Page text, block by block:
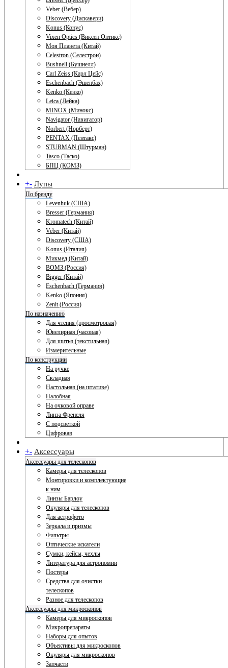
Veber (Вебер)
Discovery (Дискавери)
Konus (Конус)
Vixen Optics (Виксен Оптикс)
Моя Планета (Китай)
Celestron (Селестрон)
Bushnell (Бушнелл)
Carl Zeiss (Карл Цейс)
Eschenbach (Эшенбах)
Kenko (Кенко)
Leica (Лейка)
MINOX (Минокс)
Navigator (Навигатор)
Norbert (Норберт)
PENTAX (Пентакс)
STURMAN (Штурман)
Tasco (Таско)
БПЦ (КОМЗ)
+- Лупы
По бренду
Levenhuk (США)
Bresser (Германия)
Kromatech (Китай)
Veber (Китай)
Discovery (США)
Konus (Италия)
Микмед (Китай)
ВОМЗ (Россия)
Bigger (Китай)
Eschenbach (Германия)
Kenko (Япония)
Zenit (Россия)
По назначению
Для чтения (просмотровая)
Ювелирная (часовая)
Для шитья (текстильная)
Измерительные
По конструкции
На ручке
Складная
Настольная (на штативе)
Налобная
На очковой оправе
Линза Френеля
С подсветкой
Цифровая
+- Аксессуары
Аксессуары для телескопов
Камеры для телескопов
Монтировки и комплектующие
к ним
Линзы Барлоу
Окуляры для телескопов
Для астрофото
Зеркала и призмы
Фильтры
Оптические искатели
Сумки, кейсы, чехлы
Литература для астрономии
Постеры
Средства для очистки
телескопов
Разное для телескопов
Аксессуары для микроскопов
Камеры для микроскопов
Микропрепараты
Наборы для опытов
Объективы для микроскопов
Окуляры для микроскопов
Запчасти